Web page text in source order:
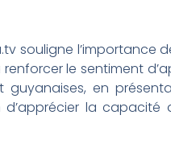
souligne
le sentiment
guyanaises, en
d’apprécier la